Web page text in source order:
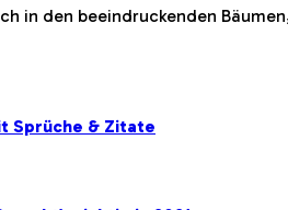
in den beeindruckenden
Sprüche & Zitate